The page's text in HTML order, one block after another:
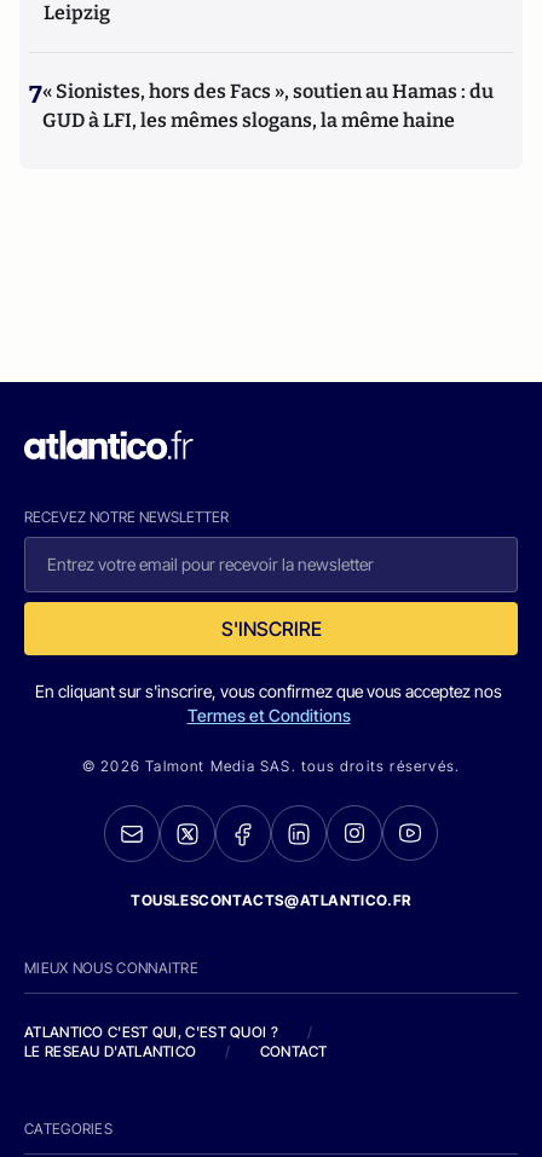
Leipzig
7« Sionistes, hors des Facs », soutien au Hamas : du
GUD à LFI, les mêmes slogans, la même haine
RECEVEZ NOTRE NEWSLETTER
S'INSCRIRE
En cliquant sur s'inscrire, vous confirmez que vous acceptez nos
Termes et Conditions
© 2026 Talmont Media SAS. tous droits réservés.
TOUSLESCONTACTS@ATLANTICO.FR
MIEUX NOUS CONNAITRE
ATLANTICO C'EST QUI, C'EST QUOI ?
/
LE RESEAU D'ATLANTICO
/ CONTACT
CATEGORIES